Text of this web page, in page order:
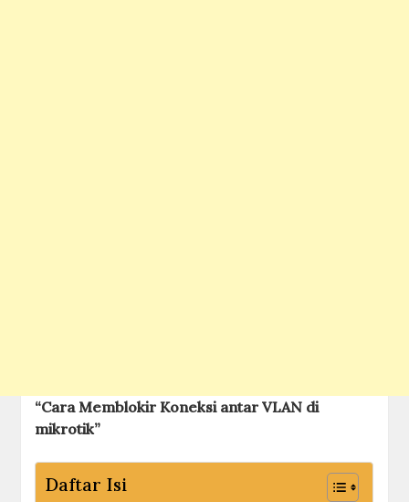
“Cara Memblokir Koneksi antar VLAN di
mikrotik”
Daftar Isi